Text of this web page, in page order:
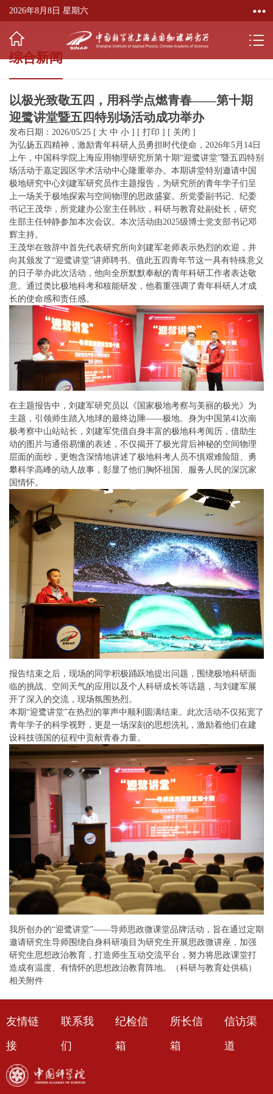
2026年8月8日 星期六
综合新闻
以极光致敬五四，用科学点燃青春——第十期
迎鹭讲堂暨五四特别场活动成功举办
发布日期：2026/05/25 [ 大 中 小 ] [ 打印 ] [ 关闭 ]
为弘扬五四精神，激励青年科研人员勇担时代使命，2026年5月14日
上午，中国科学院上海应用物理研究所第十期“迎鹭讲堂”暨五四特别
场活动于嘉定园区学术活动中心隆重举办。本期讲堂特别邀请中国
极地研究中心刘建军研究员作主题报告，为研究所的青年学子们呈
上一场关于极地探索与空间物理的思政盛宴。所党委副书记、纪委
书记王茂华，所党建办公室主任韩欣，科研与教育处副处长，研究
生部主任钟静参加本次会议。本次活动由2025级博士党支部书记邓
辉主持。
王茂华在致辞中首先代表研究所向刘建军老师表示热烈的欢迎，并
向其颁发了“迎鹭讲堂”讲师聘书。值此五四青年节这一具有特殊意义
的日子举办此次活动，他向全所默默奉献的青年科研工作者表达敬
意。通过类比极地科考和核能研发，他着重强调了青年科研人才成
长的使命感和责任感。
在主题报告中，刘建军研究员以《国家极地考察与美丽的极光》为
主题，引领师生踏入地球的最终边陲——极地。身为中国第41次南
极考察中山站站长，刘建军凭借自身丰富的极地科考阅历，借助生
动的图片与通俗易懂的表述，不仅揭开了极光背后神秘的空间物理
层面的面纱，更饱含深情地讲述了极地科考人员不惧艰难险阻、勇
攀科学高峰的动人故事，彰显了他们胸怀祖国、服务人民的深沉家
国情怀。
报告结束之后，现场的同学积极踊跃地提出问题，围绕极地科研面
临的挑战、空间天气的应用以及个人科研成长等话题，与刘建军展
开了深入的交流，现场氛围热烈。
本期“迎鹭讲堂”在热烈的掌声中顺利圆满结束。此次活动不仅拓宽了
青年学子的科学视野，更是一场深刻的思想洗礼，激励着他们在建
设科技强国的征程中贡献青春力量。
我所创办的“迎鹭讲堂”——导师思政微课堂品牌活动，旨在通过定期
邀请研究生导师围绕自身科研项目为研究生开展思政微讲座，加强
研究生思想政治教育，打造师生互动交流平台，努力将思政课堂打
造成有温度、有情怀的思想政治教育阵地。（科研与教育处供稿）
相关附件
友情链
接
联系我
们
纪检信
箱
所长信
箱
信访渠
道